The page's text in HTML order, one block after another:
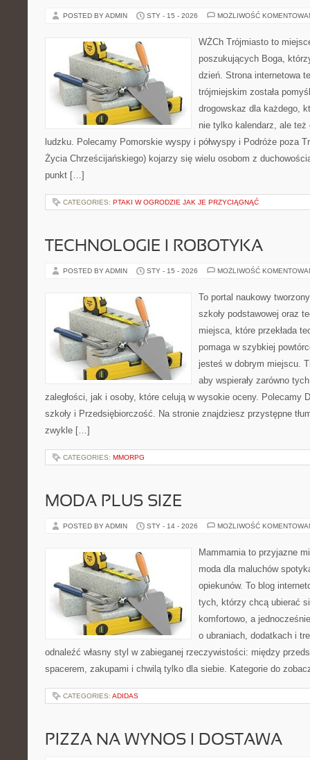
POSTED BY ADMIN STY - 15 - 2026 MOŻLIWOŚĆ
WŻCh Trójmiasto to
poszukujących Boga,
dzień. Strona internetowa
trójmiejskim została
drogowskaz dla każdego,
nie tylko kalendarz, ale
ludzku. Polecamy Pomorskie wyspy i półwyspy i Podróże poza
Życia Chrześcijańskiego) kojarzy się wielu osobom z
punkt […]
CATEGORIES: PTAKI W OGRODZIE JAK JE PRZYCIĄGNĄĆ
TECHNOLOGIE I ROBOTYKA
POSTED BY ADMIN STY - 15 - 2026 MOŻLIWOŚĆ
To portal naukowy
szkoły podstawowej oraz
miejsca, które przekłada
pomaga w szybkiej
jesteś w dobrym miejscu.
aby wspierały zarówno
zaległości, jak i osoby, które celują w wysokie oceny. Polecamy
szkoły i Przedsiębiorczość. Na stronie znajdziesz przystępne
zwykle […]
CATEGORIES: MMORPG
MODA PLUS SIZE
POSTED BY ADMIN STY - 14 - 2026 MOŻLIWOŚĆ
Mammamia to przyjazne
moda dla maluchów
opiekunów. To blog
tych, którzy chcą ubierać
komfortowo, a
o ubraniach, dodatkach i
odnaleźć własny styl w zabieganej rzeczywistości: między
spacerem, zakupami i chwilą tylko dla siebie. Kategorie do
CATEGORIES: ADIDAS
PIZZA NA WYNOS I DOSTAWA